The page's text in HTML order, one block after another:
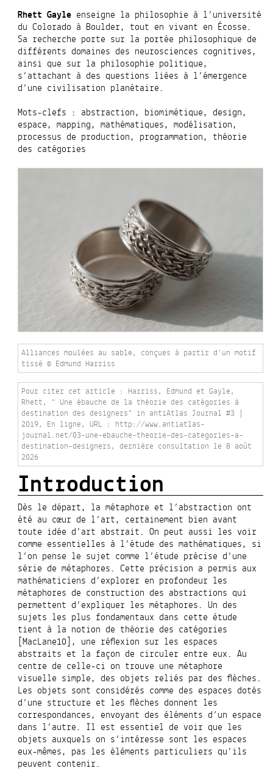
Rhett Gayle enseigne la philosophie à l’université
du Colorado à Boulder, tout en vivant en Écosse.
Sa recherche porte sur la portée philosophique de
différents domaines des neurosciences cognitives,
ainsi que sur la philosophie politique,
s’attachant à des questions liées à l’émergence
d’une civilisation planétaire.
Mots-clefs : abstraction, biomimétique, design,
espace, mapping, mathématiques, modélisation,
processus de production, programmation, théorie
des catégories
Alliances moulées au sable, conçues à partir d’un motif
tissé © Edmund Harriss
Pour citer cet article : Harriss, Edmund et Gayle,
Rhett, " Une ébauche de la théorie des catégories à
destination des designers" in antiAtlas Journal #3 |
2019, En ligne, URL : http://www.antiatlas-
journal.net/03-une-ebauche-theorie-des-categories-a-
destination-designers, dernière consultation le8 août
2026
Introduction
Dès le départ, la métaphore et l’abstraction ont
été au cœur de l’art, certainement bien avant
toute idée d’art abstrait. On peut aussi les voir
comme essentielles à l’étude des mathématiques, si
l’on pense le sujet comme l’étude précise d’une
série de métaphores. Cette précision a permis aux
mathématiciens d’explorer en profondeur les
métaphores de construction des abstractions qui
permettent d’expliquer les métaphores. Un des
sujets les plus fondamentaux dans cette étude
tient à la notion de théorie des catégories
[MacLane10], une réflexion sur les espaces
abstraits et la façon de circuler entre eux. Au
centre de celle-ci on trouve une métaphore
visuelle simple, des objets reliés par des flèches.
Les objets sont considérés comme des espaces dotés
d’une structure et les flèches donnent les
correspondances, envoyant des éléments d’un espace
dans l’autre. Il est essentiel de voir que les
objets auxquels on s’intéresse sont les espaces
eux-mêmes, pas les éléments particuliers qu’ils
peuvent contenir.